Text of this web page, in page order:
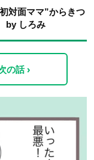
対面ママ”からきつ
by しろみ
の話 ›